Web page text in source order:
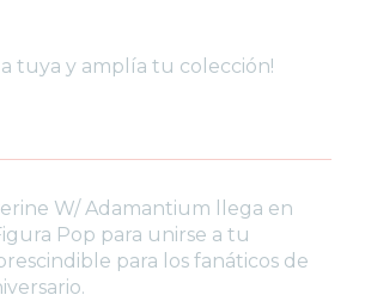
tuya y amplía tu colección!
W/ Adamantium llega en
Pop para unirse a tu
para los fanáticos de